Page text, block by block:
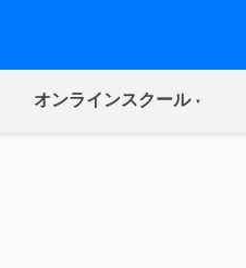
オンラインスクール(current)